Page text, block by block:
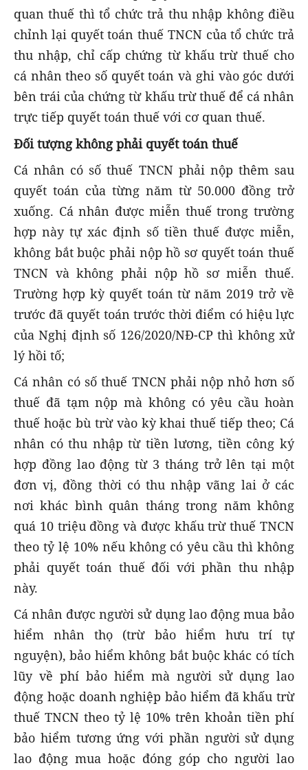
quan thuế thì tổ chức trả thu nhập không điều
chỉnh lại quyết toán thuế TNCN của tổ chức trả
thu nhập, chỉ cấp chứng từ khấu trừ thuế cho
cá nhân theo số quyết toán và ghi vào góc dưới
bên trái của chứng từ khấu trừ thuế để cá nhân
trực tiếp quyết toán thuế với cơ quan thuế.
Đối tượng không phải quyết toán thuế
Cá nhân có số thuế TNCN phải nộp thêm sau
quyết toán của từng năm từ 50.000 đồng trở
xuống. Cá nhân được miễn thuế trong trường
hợp này tự xác định số tiền thuế được miễn,
không bắt buộc phải nộp hồ sơ quyết toán thuế
TNCN và không phải nộp hồ sơ miễn thuế.
Trường hợp kỳ quyết toán từ năm 2019 trở về
trước đã quyết toán trước thời điểm có hiệu lực
của Nghị định số 126/2020/NĐ-CP thì không xử
lý hồi tố;
Cá nhân có số thuế TNCN phải nộp nhỏ hơn số
thuế đã tạm nộp mà không có yêu cầu hoàn
thuế hoặc bù trừ vào kỳ khai thuế tiếp theo; Cá
nhân có thu nhập từ tiền lương, tiền công ký
hợp đồng lao động từ 3 tháng trở lên tại một
đơn vị, đồng thời có thu nhập vãng lai ở các
nơi khác bình quân tháng trong năm không
quá 10 triệu đồng và được khấu trừ thuế TNCN
theo tỷ lệ 10% nếu không có yêu cầu thì không
phải quyết toán thuế đối với phần thu nhập
này.
Cá nhân được người sử dụng lao động mua bảo
hiểm nhân thọ (trừ bảo hiểm hưu trí tự
nguyện), bảo hiểm không bắt buộc khác có tích
lũy về phí bảo hiểm mà người sử dụng lao
động hoặc doanh nghiệp bảo hiểm đã khấu trừ
thuế TNCN theo tỷ lệ 10% trên khoản tiền phí
bảo hiểm tương ứng với phần người sử dụng
lao động mua hoặc đóng góp cho người lao